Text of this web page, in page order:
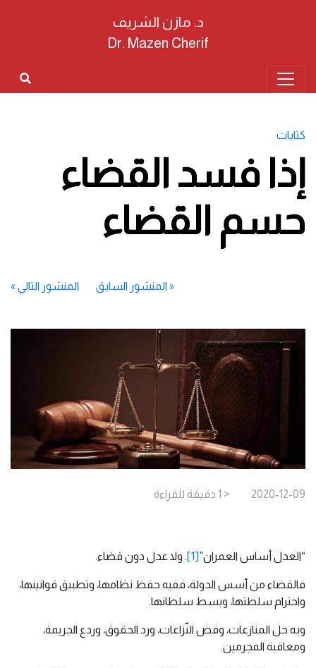
د. مازن الشريف
Dr. Mazen Cherif
كتابات
إذا فسد القضاء
حسم القضاء
«المنشور السابق المنشور التالي »
2020-12-09
< 1 دقيقة للقراءة
“العدل أساس العمران”[1] . ولا عدل دون قضاء.
فالقضاء من أسس الدولة، ففيه حفظ نظامها، وتطبيق قوانينها،
واحترام سلطتها، وبسط سلطانها.
وبه حل المنازعات، وفض النّزاعات، ورد الحقوق، وردع الجريمة،
ومعاقبة المجرمين.